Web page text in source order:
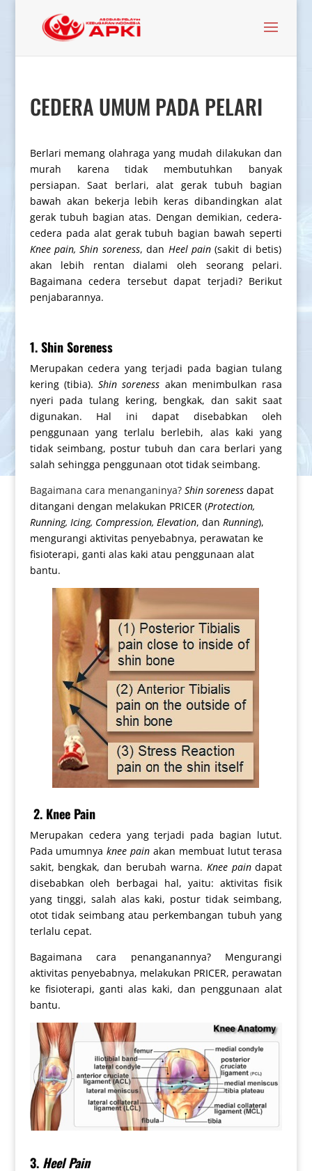
CEDERA UMUM PADA PELARI
Berlari memang olahraga yang mudah dilakukan dan
murah karena tidak membutuhkan banyak
persiapan. Saat berlari, alat gerak tubuh bagian
bawah akan bekerja lebih keras dibandingkan alat
gerak tubuh bagian atas. Dengan demikian, cedera-
cedera pada alat gerak tubuh bagian bawah seperti
Knee pain, Shin soreness, dan Heel pain(sakit di betis)
akan lebih rentan dialami oleh seorang pelari.
Bagaimana cedera tersebut dapat terjadi? Berikut
penjabarannya.
1. Shin Soreness
Merupakan cedera yang terjadi pada bagian tulang
kering (tibia).Shin soreness akan menimbulkan rasa
nyeri pada tulang kering, bengkak, dan sakit saat
digunakan. Hal ini dapat disebabkan oleh
penggunaan yang terlalu berlebih, alas kaki yang
tidak seimbang, postur tubuh dan cara berlari yang
salah sehingga penggunaan otot tidak seimbang.
Bagaimana cara menanganinya? Shin sorenessdapat
ditangani dengan melakukan PRICER (Protection,
Running, Icing, Compression, Elevation, dan Running),
mengurangi aktivitas penyebabnya, perawatan ke
fisioterapi, ganti alas kaki atau penggunaan alat
bantu.
2. Knee Pain
Merupakan cedera yang terjadi pada bagian lutut.
Pada umumnyaknee pain akan membuat lutut terasa
sakit, bengkak, dan berubah warna. Knee paindapat
disebabkan oleh berbagai hal, yaitu: aktivitas fisik
yang tinggi, salah alas kaki, postur tidak seimbang,
otot tidak seimbang atau perkembangan tubuh yang
terlalu cepat.
Bagaimana cara penanganannya? Mengurangi
aktivitas penyebabnya, melakukan PRICER, perawatan
ke fisioterapi, ganti alas kaki, dan penggunaan alat
bantu.
3. Heel Pain